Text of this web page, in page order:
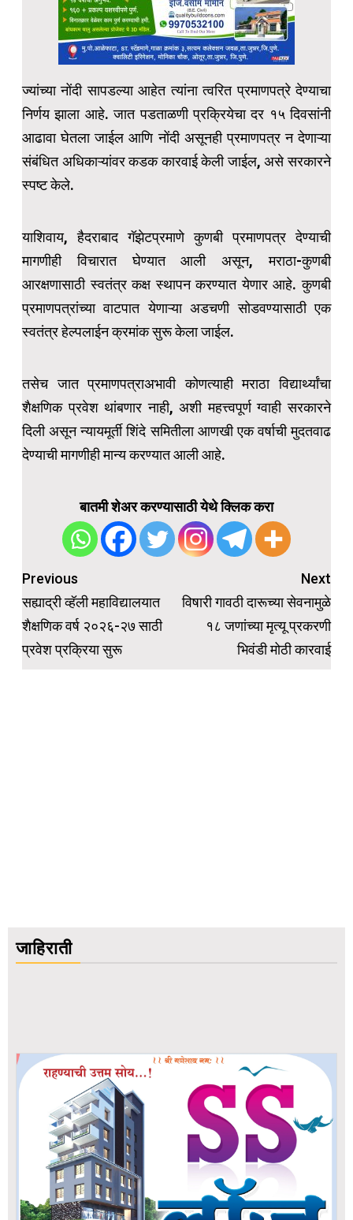
ज्यांच्या नोंदी सापडल्या आहेत त्यांना त्वरित प्रमाणपत्रे देण्याचा
निर्णय झाला आहे. जात पडताळणी प्रक्रियेचा दर १५ दिवसांनी
आढावा घेतला जाईल आणि नोंदी असूनही प्रमाणपत्र न देणाऱ्या
संबंधित अधिकाऱ्यांवर कडक कारवाई केली जाईल, असे सरकारने
स्पष्ट केले.
याशिवाय, हैदराबाद गॅझेटप्रमाणे कुणबी प्रमाणपत्र देण्याची
मागणीही विचारात घेण्यात आली असून, मराठा-कुणबी
आरक्षणासाठी स्वतंत्र कक्ष स्थापन करण्यात येणार आहे. कुणबी
प्रमाणपत्रांच्या वाटपात येणाऱ्या अडचणी सोडवण्यासाठी एक
स्वतंत्र हेल्पलाईन क्रमांक सुरू केला जाईल.
तसेच जात प्रमाणपत्राअभावी कोणत्याही मराठा विद्यार्थ्यांचा
शैक्षणिक प्रवेश थांबणार नाही, अशी महत्त्वपूर्ण ग्वाही सरकारने
दिली असून न्यायमूर्ती शिंदे समितीला आणखी एक वर्षाची मुदतवाढ
देण्याची मागणीही मान्य करण्यात आली आहे.
बातमी शेअर करण्यासाठी येथे क्लिक करा
Post
navigation
Previous
सह्याद्री व्हॅली महाविद्यालयात
शैक्षणिक वर्ष २०२६-२७ साठी
प्रवेश प्रक्रिया सुरू
Next
विषारी गावठी दारूच्या सेवनामुळे
१८ जणांच्या मृत्यू प्रकरणी
भिवंडी मोठी कारवाई
जाहिराती